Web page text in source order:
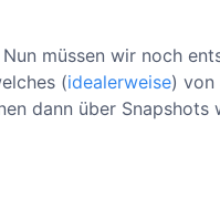
müssen wir noch
(idealerweise) von
dann über Snapshots